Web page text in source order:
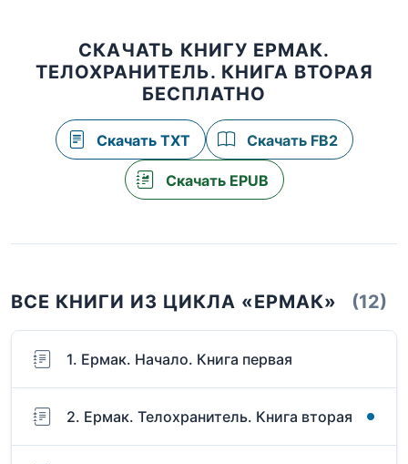
СКАЧАТЬ КНИГУ ЕРМАК.
ТЕЛОХРАНИТЕЛЬ. КНИГА ВТОРАЯ
БЕСПЛАТНО
Скачать TXT Скачать FB2
Скачать EPUB
ВСЕ КНИГИ ИЗ ЦИКЛА «ЕРМАК» (12)
1. Ермак. Начало. Книга первая
2. Ермак. Телохранитель. Книга вторая